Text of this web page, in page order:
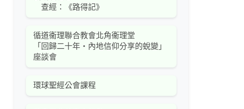
查經：《路得記》
循道衞理聯合教會北角衞理堂
「回歸二十年‧內地信仰分享的蛻變」
座談會
環球聖經公會課程